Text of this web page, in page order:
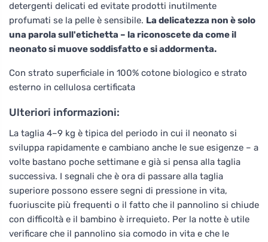
detergenti delicati ed evitate prodotti inutilmente
profumati se la pelle è sensibile. La delicatezza non è solo
una parola sull'etichetta – la riconoscete da come il
neonato si muove soddisfatto e si addormenta.
Con strato superficiale in 100% cotone biologico e strato
esterno in cellulosa certificata
Ulteriori informazioni:
La taglia 4–9 kg è tipica del periodo in cui il neonato si
sviluppa rapidamente e cambiano anche le sue esigenze – a
volte bastano poche settimane e già si pensa alla taglia
successiva. I segnali che è ora di passare alla taglia
superiore possono essere segni di pressione in vita,
fuoriuscite più frequenti o il fatto che il pannolino si chiude
con difficoltà e il bambino è irrequieto. Per la notte è utile
verificare che il pannolino sia comodo in vita e che le